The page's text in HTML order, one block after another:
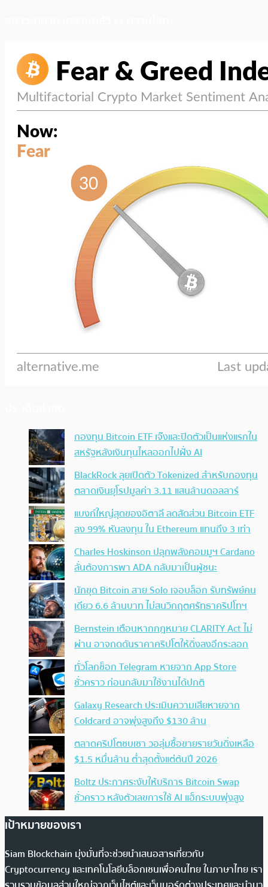
กองทุน Bitcoin ETF เจ๊งและปิดตัวเป็นแห่งแรกใน
สหรัฐหลังเงินทุนไหลออกไปฝั่ง AI
BlackRock ลุยเปิดตัว Tokenized สำหรับกองทุน
ตลาดเงินยุโรปมูลค่า 3.11 แสนล้านดอลลาร์
แบงก์ใหญ่สุดของอิตาลี ลดสัดส่วน Bitcoin ETF
ลง 99% หันลงทุน ใน Ethereum แทนถึง 3 เท่า
Charles Hoskinson ปลุกพลังคอมมูฯ Cardano
ลั่นต้องการพา ADA กลับมาเป็นผู้ชนะ
นักขุด Bitcoin สาย Solo เจอบล็อก รับทรัพย์คน
เดียว 6.6 ล้านบาท ไม่สนวิกฤตศรัทธาคริปโทฯ
Bernstein เตือนหากกฎหมาย CLARITY Act ไม่
ผ่าน อาจกดดันราคาคริปโตให้ดิ่งลงอีกระลอก
ทั่วโลกช็อก Telegram หายจาก App Store
ชั่วคราว ก่อนกลับมาใช้งานได้ปกติ
Galaxy Research ประเมินความเสียหายจาก
Coldcard อาจพุ่งสูงถึง $130 ล้าน
ตลาดคริปโตซบเซา วอลุ่มซื้อขายรายวันดิ่งเหลือ
$1.5 หมื่นล้าน ต่ำสุดตั้งแต่ต้นปี 2026
Boltz ประกาศระงับให้บริการ Bitcoin Swap
ชั่วคราว หลังตัวเลขการใช้ AI แฮ็กระบบพุ่งสูง
เป้าหมายของเรา
Siam Blockchain มุ่งมั่นที่จะช่วยนำเสนอสารเกี่ยวกับ
Cryptocurrency และเทคโนโลยีบล็อกเชนเพื่อคนไทย ในภาษาไทย เรา